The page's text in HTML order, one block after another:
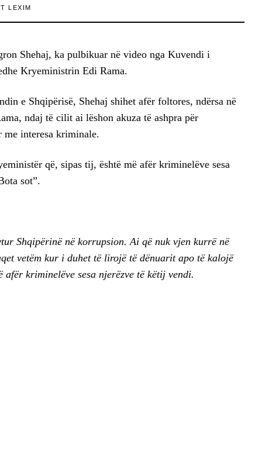
LEXIM
Shehaj, ka pulbikuar në video nga Kuvendi i
Kryeministrin Edi Rama.
e Shqipërisë, Shehaj shihet afër foltores, ndërsa në
ndaj të cilit ai lëshon akuza të ashpra për
interesa kriminale.
që, sipas tij, është më afër kriminelëve sesa
sot”.
Shqipërinë në korrupsion. Ai që nuk vjen kurrë në
vetëm kur i duhet të lirojë të dënuarit apo të kalojë
kriminelëve sesa njerëzve të këtij vendi.